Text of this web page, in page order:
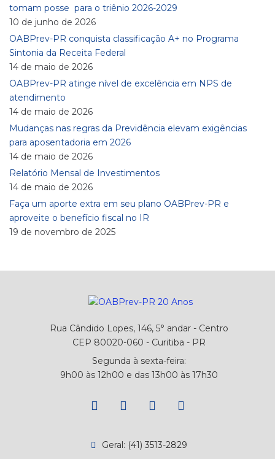
tomam posse para o triênio 2026-2029
10 de junho de 2026
OABPrev-PR conquista classificação A+ no Programa
Sintonia da Receita Federal
14 de maio de 2026
OABPrev-PR atinge nível de excelência em NPS de
atendimento
14 de maio de 2026
Mudanças nas regras da Previdência elevam exigências
para aposentadoria em 2026
14 de maio de 2026
Relatório Mensal de Investimentos
14 de maio de 2026
Faça um aporte extra em seu plano OABPrev-PR e
aproveite o benefício fiscal no IR
19 de novembro de 2025
Rua Cândido Lopes, 146, 5° andar - Centro
CEP 80020-060 - Curitiba - PR
Segunda à sexta-feira:
9h00 às 12h00 e das 13h00 às 17h30
Geral: (41) 3513-2829